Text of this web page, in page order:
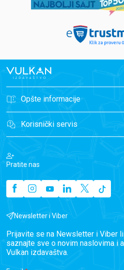
Opšte informacije
Korisnički servis
Pratite nas
Newsletter i Viber
Prijavite se na Newsletter i Viber
saznajte sve o novim naslovima i
Vulkan izdavaštva.